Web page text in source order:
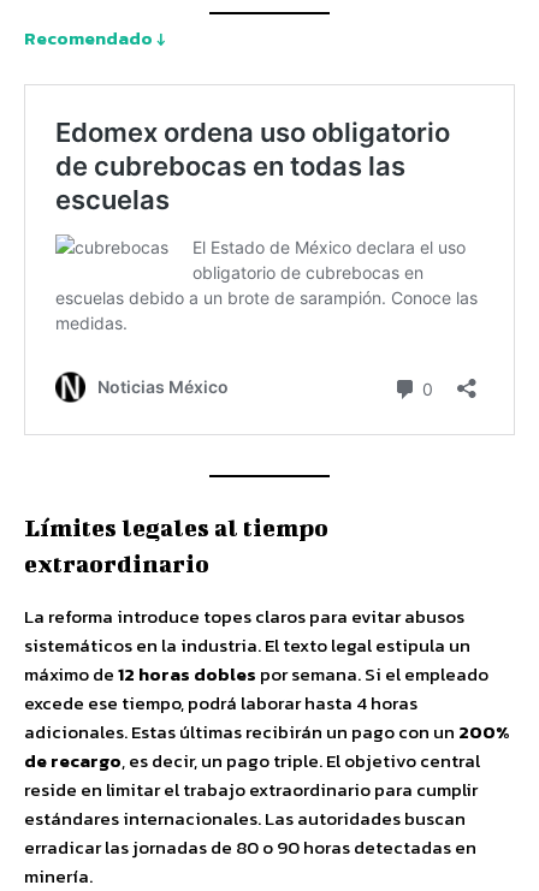
Recomendado ↓
Límites legales al tiempo
extraordinario
La reforma introduce topes claros para evitar abusos
sistemáticos en la industria. El texto legal estipula un
máximo de12 horas dobles por semana. Si el empleado
excede ese tiempo, podrá laborar hasta 4 horas
adicionales. Estas últimas recibirán un pago con un 200%
de recargo, es decir, un pago triple. El objetivo central
reside en limitar el trabajo extraordinario para cumplir
estándares internacionales. Las autoridades buscan
erradicar las jornadas de 80 o 90 horas detectadas en
minería.